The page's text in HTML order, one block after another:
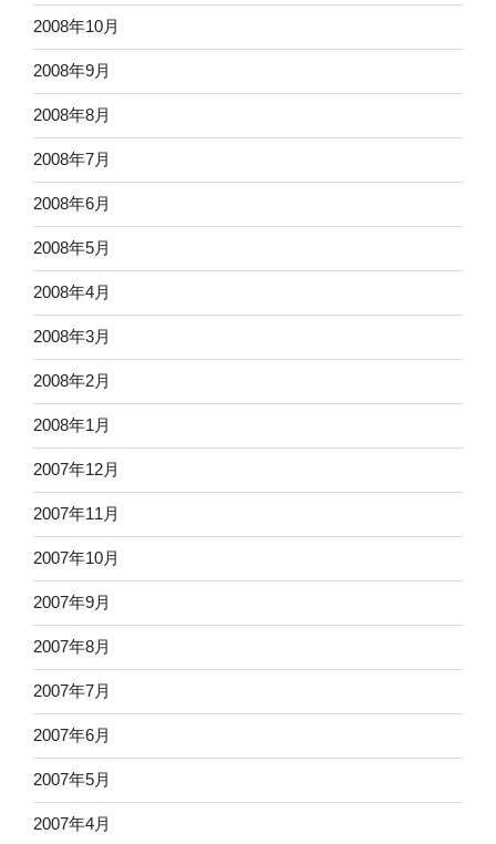
2008年10月
2008年9月
2008年8月
2008年7月
2008年6月
2008年5月
2008年4月
2008年3月
2008年2月
2008年1月
2007年12月
2007年11月
2007年10月
2007年9月
2007年8月
2007年7月
2007年6月
2007年5月
2007年4月